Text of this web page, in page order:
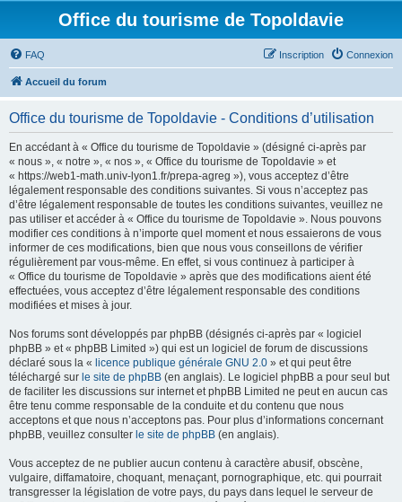
Office du tourisme de Topoldavie
FAQ Connexion
Inscription
Accueil du forum
Office du tourisme de Topoldavie - Conditions d’utilisation
En accédant à « Office du tourisme de Topoldavie » (désigné ci-après par
« nous », « notre », « nos », « Office du tourisme de Topoldavie » et
« https://web1-math.univ-lyon1.fr/prepa-agreg »), vous acceptez d’être
légalement responsable des conditions suivantes. Si vous n’acceptez pas
d’être légalement responsable de toutes les conditions suivantes, veuillez ne
pas utiliser et accéder à « Office du tourisme de Topoldavie ». Nous pouvons
modifier ces conditions à n’importe quel moment et nous essaierons de vous
informer de ces modifications, bien que nous vous conseillons de vérifier
régulièrement par vous-même. En effet, si vous continuez à participer à
« Office du tourisme de Topoldavie » après que des modifications aient été
effectuées, vous acceptez d’être légalement responsable des conditions
modifiées et mises à jour.
Nos forums sont développés par phpBB (désignés ci-après par « logiciel
phpBB » et « phpBB Limited ») qui est un logiciel de forum de discussions
déclaré sous la « licence publique générale GNU 2.0 » et qui peut être
téléchargé sur le site de phpBB (en anglais). Le logiciel phpBB a pour seul but
de faciliter les discussions sur internet et phpBB Limited ne peut en aucun cas
être tenu comme responsable de la conduite et du contenu que nous
acceptons et que nous n’acceptons pas. Pour plus d’informations concernant
phpBB, veuillez consulter le site de phpBB (en anglais).
Vous acceptez de ne publier aucun contenu à caractère abusif, obscène,
vulgaire, diffamatoire, choquant, menaçant, pornographique, etc. qui pourrait
transgresser la législation de votre pays, du pays dans lequel le serveur de